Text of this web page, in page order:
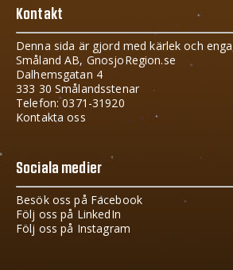
Kontakt
Denna sida är gjord med kärlek och
Småland AB, GnosjoRegion.se
Dalhemsgatan 4
333 30 Smålandsstenar
Telefon: 0371-31920
Kontakta oss
Sociala medier
Besök oss på Facebook
Följ oss på LinkedIn
Följ oss på Instagram